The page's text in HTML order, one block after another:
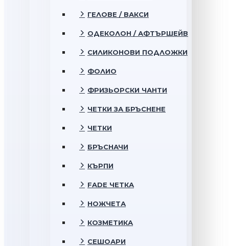
ГЕЛОВЕ / ВАКСИ
ОДЕКОЛОН / АФТЪРШЕЙВ
СИЛИКОНОВИ ПОДЛОЖКИ
ФОЛИО
ФРИЗЬОРСКИ ЧАНТИ
ЧЕТКИ ЗА БРЪСНЕНЕ
ЧЕТКИ
БРЪСНАЧИ
КЪРПИ
FADE ЧЕТКА
НОЖЧЕТА
КОЗМЕТИКА
СЕШОАРИ